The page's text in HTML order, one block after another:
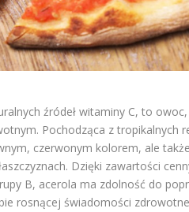
źródeł witaminy C, to
Pochodząca z tropikalnych
czerwonym kolorem, ale
Dzięki zawartości
B, acerola ma zdolność do
rosnącej świadomości